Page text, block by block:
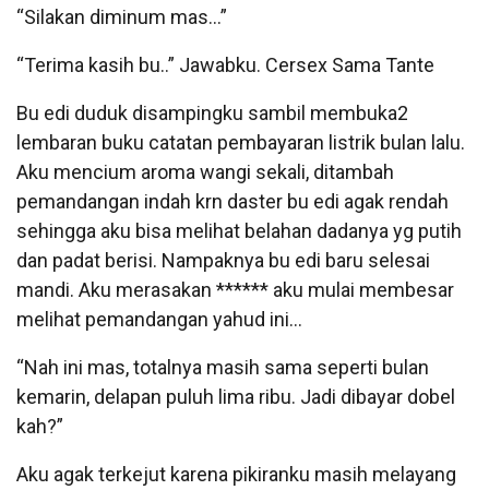
“Silakan diminum mas…”
“Terima kasih bu..” Jawabku. Cersex Sama Tante
Bu edi duduk disampingku sambil membuka2
lembaran buku catatan pembayaran listrik bulan lalu.
Aku mencium aroma wangi sekali, ditambah
pemandangan indah krn daster bu edi agak rendah
sehingga aku bisa melihat belahan dadanya yg putih
dan padat berisi. Nampaknya bu edi baru selesai
mandi. Aku merasakan ****** aku mulai membesar
melihat pemandangan yahud ini…
“Nah ini mas, totalnya masih sama seperti bulan
kemarin, delapan puluh lima ribu. Jadi dibayar dobel
kah?”
Aku agak terkejut karena pikiranku masih melayang